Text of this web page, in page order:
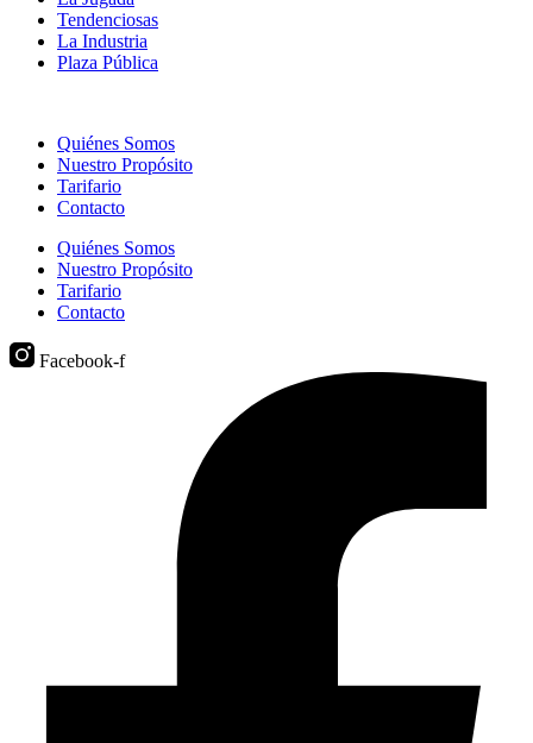
Tendenciosas
La Industria
Plaza Pública
Quiénes Somos
Nuestro Propósito
Tarifario
Contacto
Quiénes Somos
Nuestro Propósito
Tarifario
Contacto
Facebook-f